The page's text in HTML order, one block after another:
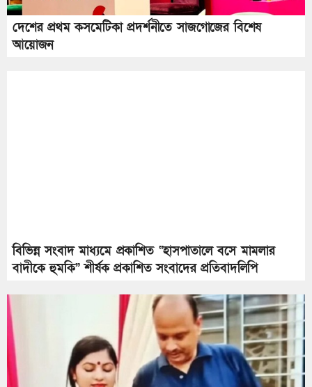
দেশের প্রথম কসমেটিকা প্রদর্শনীতে সাজগোজের বিশেষ
আয়োজন
বিভিন্ন সংবাদ মাধ্যমে প্রকাশিত “হাসপাতালে বসে মামলার
বাদীকে হুমকি” শীর্ষক প্রকাশিত সংবাদের প্রতিবাদলিপি